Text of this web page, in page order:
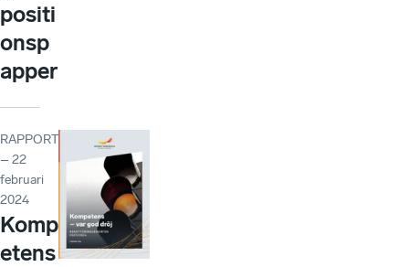
positi
onsp
apper
RAPPORT
– 22
februari
2024
Komp
etens